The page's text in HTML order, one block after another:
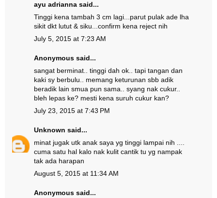
ayu adrianna said...
Tinggi kena tambah 3 cm lagi...parut pulak ade lha
sikit dkt lutut & siku...confirm kena reject nih
July 5, 2015 at 7:23 AM
Anonymous said...
sangat berminat.. tinggi dah ok.. tapi tangan dan
kaki sy berbulu.. memang keturunan sbb adik
beradik lain smua pun sama.. syang nak cukur..
bleh lepas ke? mesti kena suruh cukur kan?
July 23, 2015 at 7:43 PM
Unknown said...
minat jugak utk anak saya yg tinggi lampai nih ....
cuma satu hal kalo nak kulit cantik tu yg nampak
tak ada harapan
August 5, 2015 at 11:34 AM
Anonymous said...